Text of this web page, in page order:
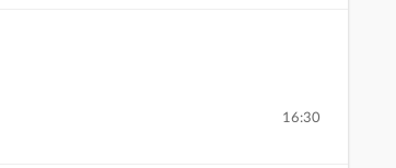
16:30